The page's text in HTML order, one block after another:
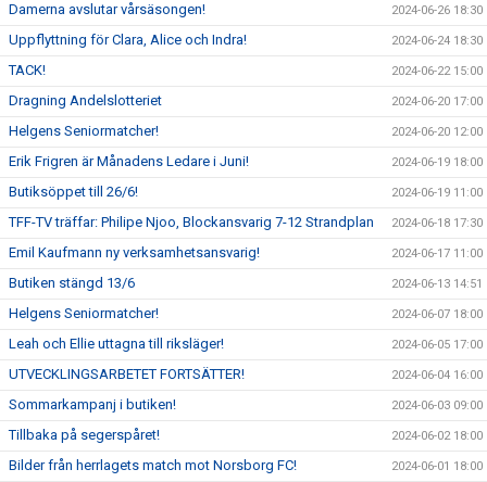
Damerna avslutar vårsäsongen! 2024-06-26 18:30
Uppflyttning för Clara, Alice och Indra! 2024-06-24 18:30
TACK! 2024-06-22 15:00
Dragning Andelslotteriet 2024-06-20 17:00
Helgens Seniormatcher! 2024-06-20 12:00
Erik Frigren är Månadens Ledare i Juni! 2024-06-19 18:00
Butiksöppet till 26/6! 2024-06-19 11:00
TFF-TV träffar: Philipe Njoo, Blockansvarig 7-12 Strandplan 2024-06-18 17:30
Emil Kaufmann ny verksamhetsansvarig! 2024-06-17 11:00
Butiken stängd 13/6 2024-06-13 14:51
Helgens Seniormatcher! 2024-06-07 18:00
Leah och Ellie uttagna till riksläger! 2024-06-05 17:00
UTVECKLINGSARBETET FORTSÄTTER! 2024-06-04 16:00
Sommarkampanj i butiken! 2024-06-03 09:00
Tillbaka på segerspåret! 2024-06-02 18:00
Bilder från herrlagets match mot Norsborg FC! 2024-06-01 18:00